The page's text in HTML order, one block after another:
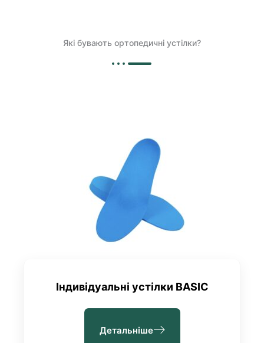
Які бувають ортопедичні устілки?
Індивідуальні устілки BASIC
Детальніше